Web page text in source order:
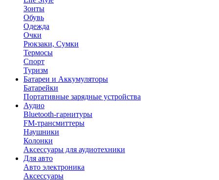
Зонты
Обувь
Одежда
Очки
Рюкзаки, Сумки
Термосы
Спорт
Туризм
Батареи и Аккумуляторы
Батарейки
Портативные зарядные устройства
Аудио
Bluetooth-гарнитуры
FM-трансмиттеры
Наушники
Колонки
Аксессуары для аудиотехники
Для авто
Авто электроника
Аксессуары